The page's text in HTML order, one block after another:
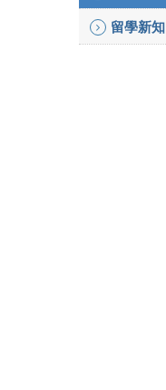
留學新知